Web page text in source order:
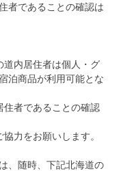
者であることの確認は
内居住者は個人・グ
泊商品が利用可能とな
者であることの確認
力をお願いします。
、随時、下記北海道の